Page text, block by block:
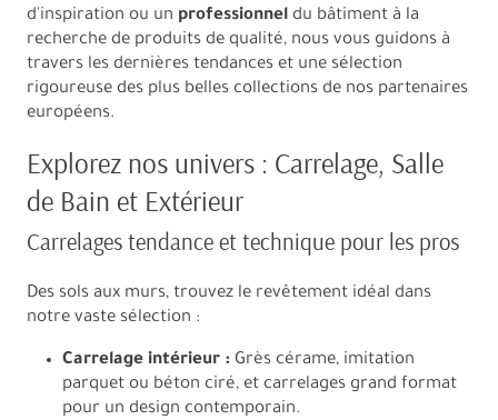
d'inspiration ou un professionnel du bâtiment à la
recherche de produits de qualité, nous vous guidons à
travers les dernières tendances et une sélection
rigoureuse des plus belles collections de nos partenaires
européens.
Explorez nos univers : Carrelage, Salle
de Bain et Extérieur
Carrelages tendance et technique pour les pros
Des sols aux murs, trouvez le revêtement idéal dans
notre vaste sélection :
Carrelage intérieur : Grès cérame, imitation
parquet ou béton ciré, et carrelages grand format
pour un design contemporain.